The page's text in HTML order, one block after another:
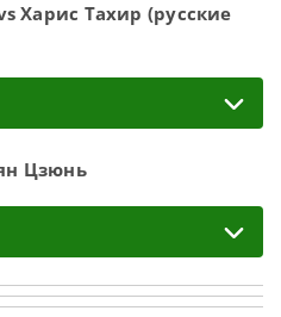
Харис Тахир (русские
Цзюнь